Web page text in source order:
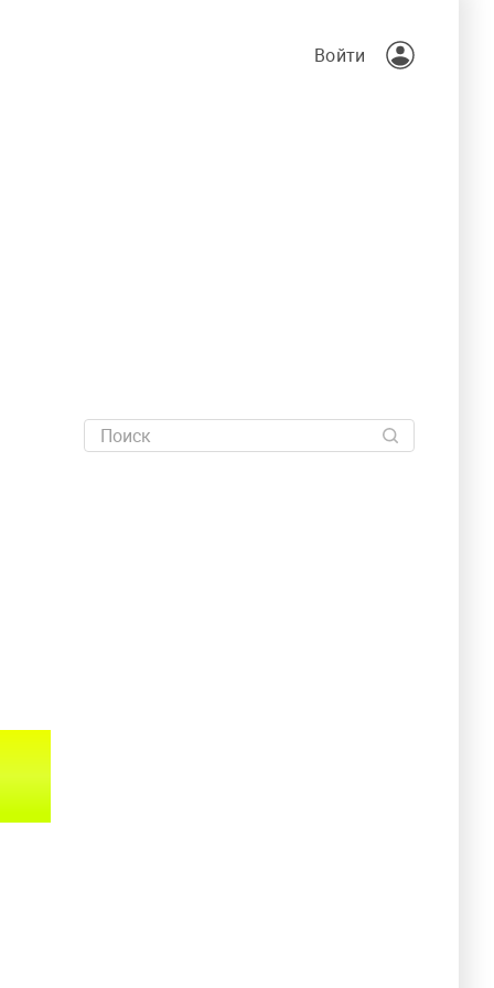
Войти